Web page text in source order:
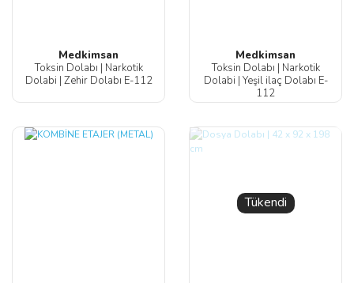
Medkimsan
Toksin Dolabı | Narkotik
Dolabi | Zehir Dolabı E-112
Medkimsan
Toksin Dolabı | Narkotik
Dolabi | Yeşil ilaç Dolabı E-
112
Tükendi